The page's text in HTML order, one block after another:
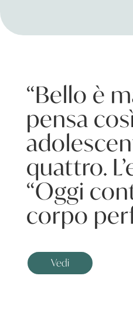
“Bello è
pensa
quattro.
“Oggi
corpo
Vedi